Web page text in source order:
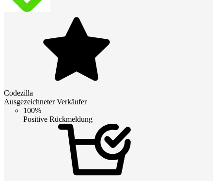
Codezilla
Ausgezeichneter Verkäufer
100%
Positive Rückmeldung